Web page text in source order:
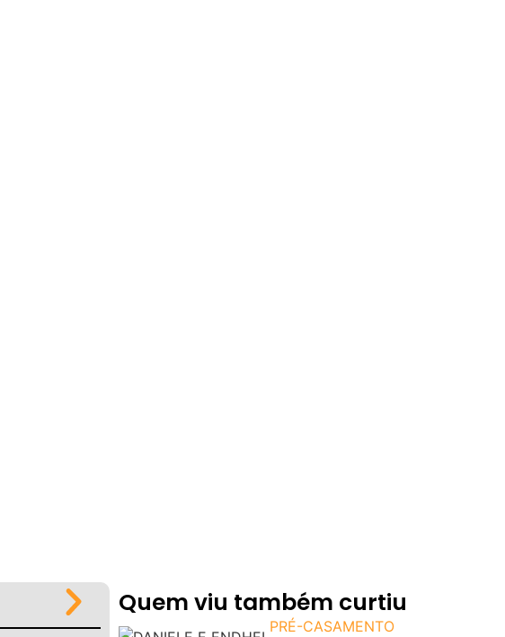
Quem viu também curtiu
PRÉ-CASAMENTO